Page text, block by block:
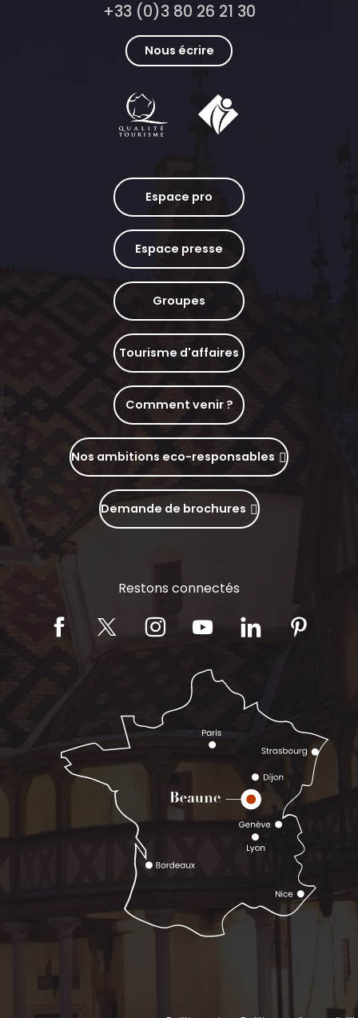
+33 (0)3 80 26 21 30
Nous écrire
Espace pro
Espace presse
Groupes
Tourisme d'affaires
Comment venir ?
Nos ambitions eco-responsables
Demande de brochures
Restons connectés